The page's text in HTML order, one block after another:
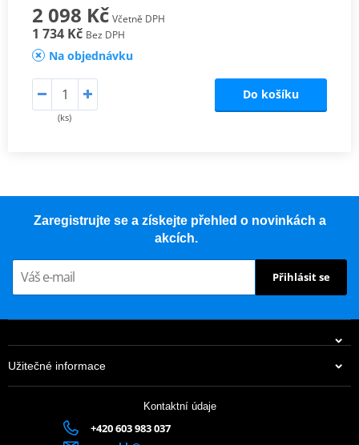
2 098 Kč Včetně DPH
1 734 Kč Bez DPH
Na objednávku
(ks)
Do košíku
Zaregistrujte se a získejte přehled o novinkách a
akcích.
Přihlásit se
Užitečné informace
Kontaktní údaje
+420 603 983 037